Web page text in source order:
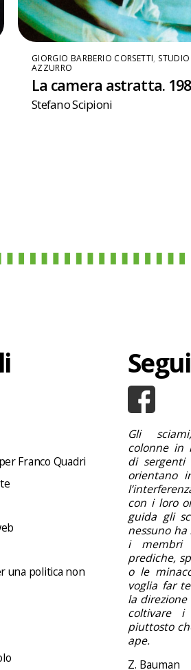
GIORGIO BARBERIO CORSETTI, STUDIO
AZZURRO
La camera astratta.
Stefano Scipioni
Franco Quadri
una politica non
Gli
colonne in
di sergenti
orientano
con i loro
guida gli
nessuno
i membri
prediche,
o le
voglia far
la
coltivare
piuttosto
ape.
Z. Bauman